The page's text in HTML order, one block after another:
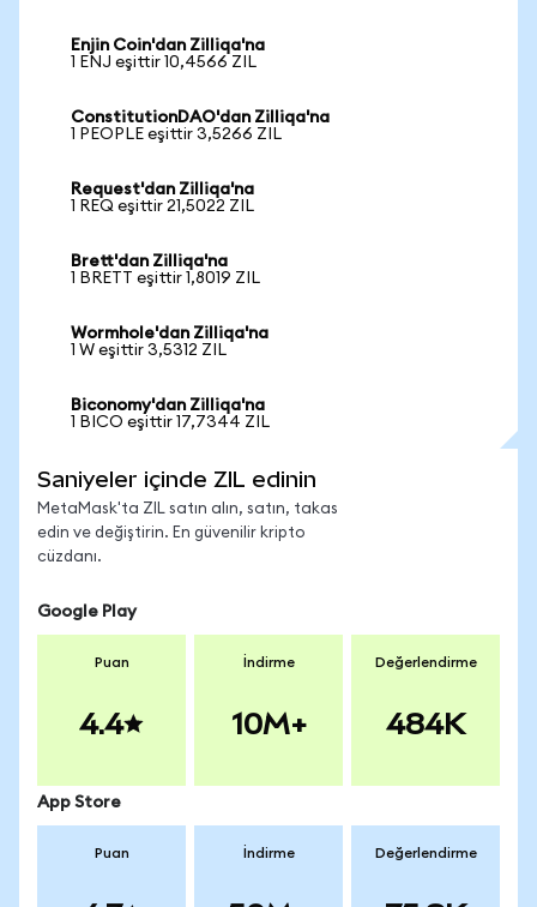
Enjin Coin'dan Zilliqa'na
1 ENJ eşittir 10,4566 ZIL
ConstitutionDAO'dan Zilliqa'na
1 PEOPLE eşittir 3,5266 ZIL
Request'dan Zilliqa'na
1 REQ eşittir 21,5022 ZIL
Brett'dan Zilliqa'na
1 BRETT eşittir 1,8019 ZIL
Wormhole'dan Zilliqa'na
1 W eşittir 3,5312 ZIL
Biconomy'dan Zilliqa'na
1 BICO eşittir 17,7344 ZIL
Saniyeler içinde ZIL edinin
MetaMask'ta ZIL satın alın, satın, takas
edin ve değiştirin. En güvenilir kripto
cüzdanı.
Google Play
Puan
4.4
İndirme
10M+
Değerlendirme
484K
App Store
Puan İndirme Değerlendirme